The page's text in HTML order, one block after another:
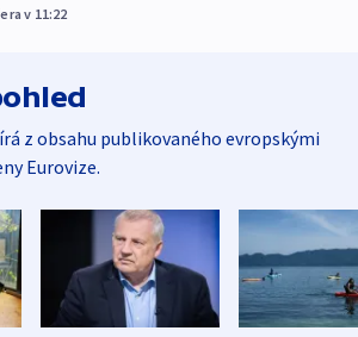
v 11:22
z obsahu publikovaného evropskými
Eurovize.